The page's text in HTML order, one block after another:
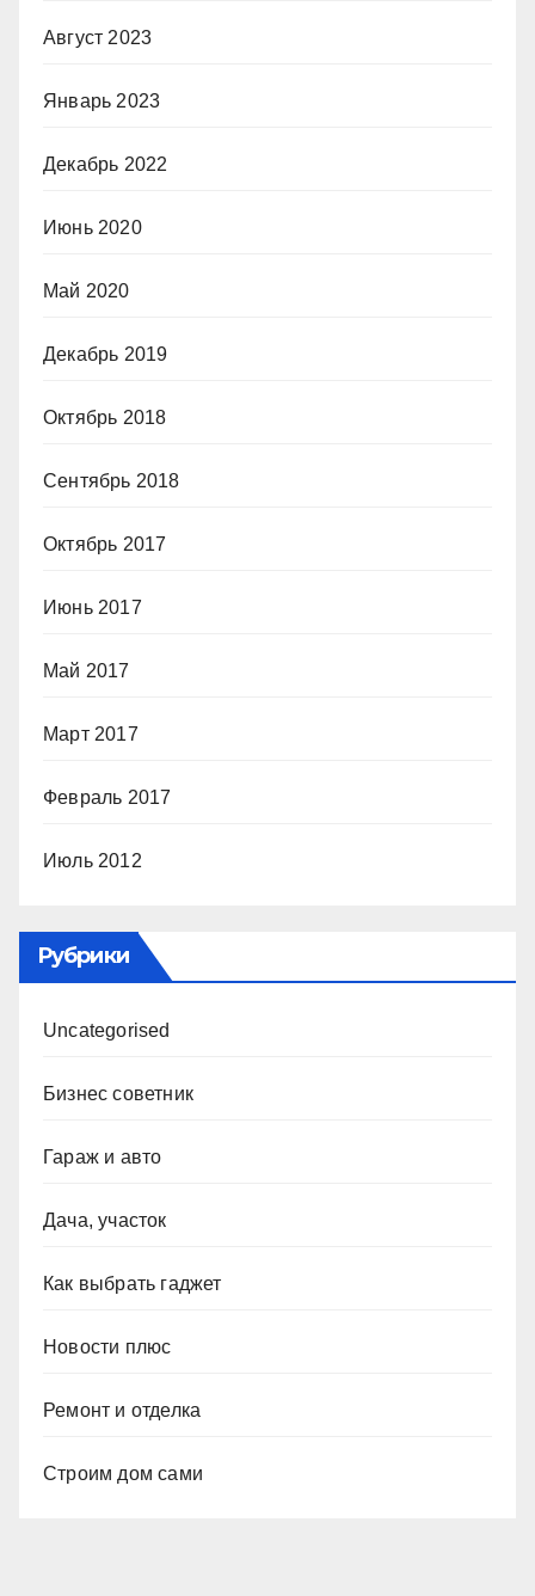
Август 2023
Январь 2023
Декабрь 2022
Июнь 2020
Май 2020
Декабрь 2019
Октябрь 2018
Сентябрь 2018
Октябрь 2017
Июнь 2017
Май 2017
Март 2017
Февраль 2017
Июль 2012
Рубрики
Uncategorised
Бизнес советник
Гараж и авто
Дача, участок
Как выбрать гаджет
Новости плюс
Ремонт и отделка
Строим дом сами